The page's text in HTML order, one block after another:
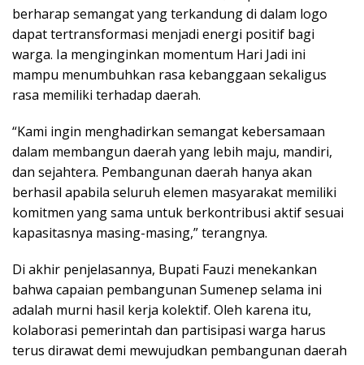
berharap semangat yang terkandung di dalam logo
dapat tertransformasi menjadi energi positif bagi
warga. Ia menginginkan momentum Hari Jadi ini
mampu menumbuhkan rasa kebanggaan sekaligus
rasa memiliki terhadap daerah.
“Kami ingin menghadirkan semangat kebersamaan
dalam membangun daerah yang lebih maju, mandiri,
dan sejahtera. Pembangunan daerah hanya akan
berhasil apabila seluruh elemen masyarakat memiliki
komitmen yang sama untuk berkontribusi aktif sesuai
kapasitasnya masing-masing,” terangnya.
Di akhir penjelasannya, Bupati Fauzi menekankan
bahwa capaian pembangunan Sumenep selama ini
adalah murni hasil kerja kolektif. Oleh karena itu,
kolaborasi pemerintah dan partisipasi warga harus
terus dirawat demi mewujudkan pembangunan daerah